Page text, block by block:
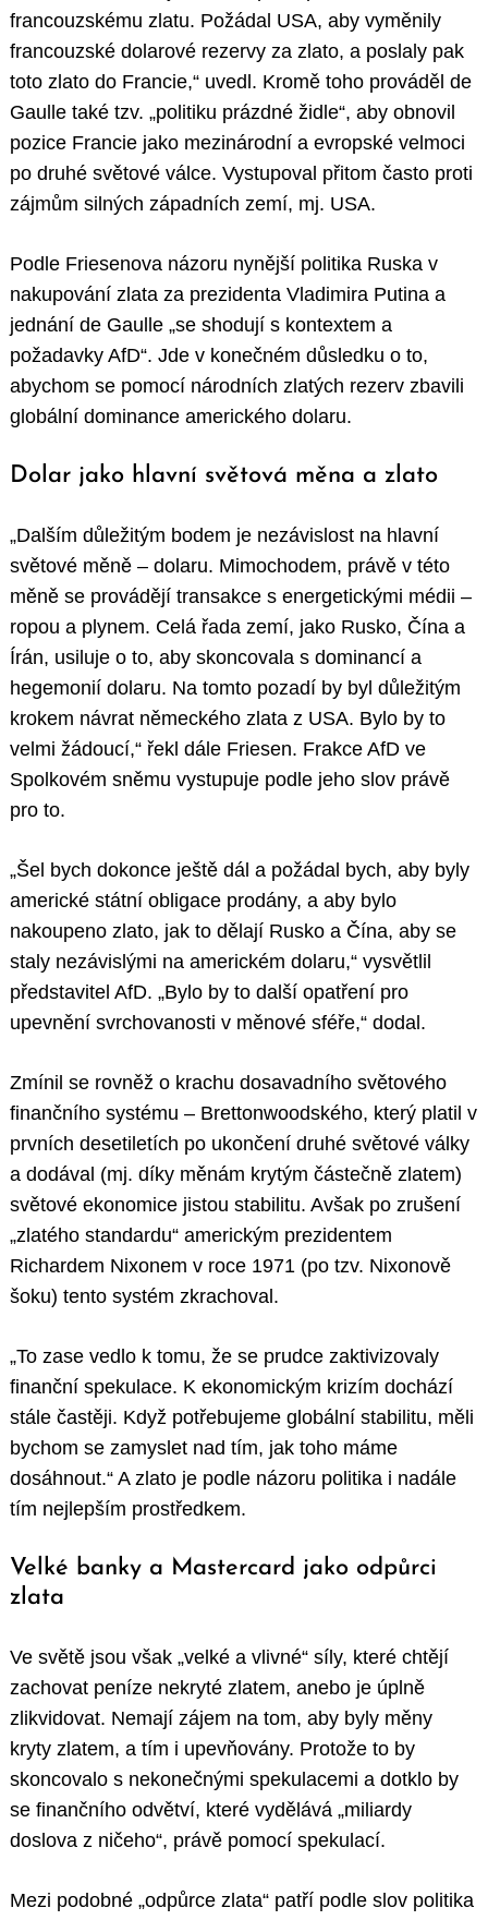
francouzskému zlatu. Požádal USA, aby vyměnily
francouzské dolarové rezervy za zlato, a poslaly pak
toto zlato do Francie,“ uvedl. Kromě toho prováděl de
Gaulle také tzv. „politiku prázdné židle“, aby obnovil
pozice Francie jako mezinárodní a evropské velmoci
po druhé světové válce. Vystupoval přitom často proti
zájmům silných západních zemí, mj. USA.
Podle Friesenova názoru nynější politika Ruska v
nakupování zlata za prezidenta Vladimira Putina a
jednání de Gaulle „se shodují s kontextem a
požadavky AfD“. Jde v konečném důsledku o to,
abychom se pomocí národních zlatých rezerv zbavili
globální dominance amerického dolaru.
Dolar jako hlavní světová měna a zlato
„Dalším důležitým bodem je nezávislost na hlavní
světové měně – dolaru. Mimochodem, právě v této
měně se provádějí transakce s energetickými médii –
ropou a plynem. Celá řada zemí, jako Rusko, Čína a
Írán, usiluje o to, aby skoncovala s dominancí a
hegemonií dolaru. Na tomto pozadí by byl důležitým
krokem návrat německého zlata z USA. Bylo by to
velmi žádoucí,“ řekl dále Friesen. Frakce AfD ve
Spolkovém sněmu vystupuje podle jeho slov právě
pro to.
„Šel bych dokonce ještě dál a požádal bych, aby byly
americké státní obligace prodány, a aby bylo
nakoupeno zlato, jak to dělají Rusko a Čína, aby se
staly nezávislými na americkém dolaru,“ vysvětlil
představitel AfD. „Bylo by to další opatření pro
upevnění svrchovanosti v měnové sféře,“ dodal.
Zmínil se rovněž o krachu dosavadního světového
finančního systému – Brettonwoodského, který platil v
prvních desetiletích po ukončení druhé světové války
a dodával (mj. díky měnám krytým částečně zlatem)
světové ekonomice jistou stabilitu. Avšak po zrušení
„zlatého standardu“ americkým prezidentem
Richardem Nixonem v roce 1971 (po tzv. Nixonově
šoku) tento systém zkrachoval.
„To zase vedlo k tomu, že se prudce zaktivizovaly
finanční spekulace. K ekonomickým krizím dochází
stále častěji. Když potřebujeme globální stabilitu, měli
bychom se zamyslet nad tím, jak toho máme
dosáhnout.“ A zlato je podle názoru politika i nadále
tím nejlepším prostředkem.
Velké banky a Mastercard jako odpůrci
zlata
Ve světě jsou však „velké a vlivné“ síly, které chtějí
zachovat peníze nekryté zlatem, anebo je úplně
zlikvidovat. Nemají zájem na tom, aby byly měny
kryty zlatem, a tím i upevňovány. Protože to by
skoncovalo s nekonečnými spekulacemi a dotklo by
se finančního odvětví, které vydělává „miliardy
doslova z ničeho“, právě pomocí spekulací.
Mezi podobné „odpůrce zlata“ patří podle slov politika